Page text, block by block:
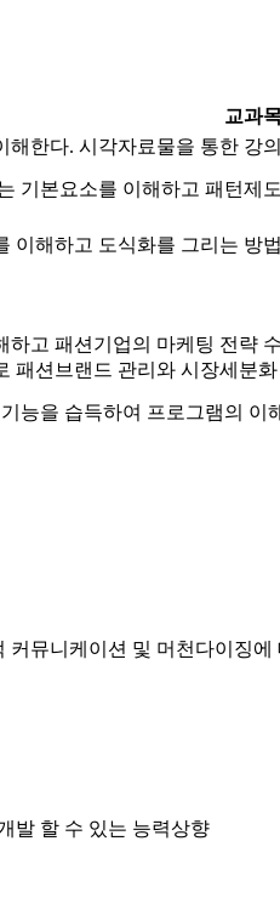
교과
해한다. 시각자료물을 통한 강
기본요소를 이해하고 패턴제
이해하고 도식화를 그리는 방
하고 패션기업의 마케팅 전략
패션브랜드 관리와 시장세분
능을 습득하여 프로그램의 이
커뮤니케이션 및 머천다이징
발 할 수 있는 능력상향